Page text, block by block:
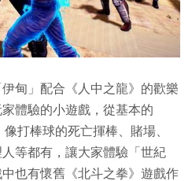
伊甸」配合《人中之龍》的歡樂
體驗的小遊戲，從基本的
打棒球的死亡揮棒、賭場、
等都有，讓大家體驗「世紀
也有懷舊《北斗之拳》遊戲作